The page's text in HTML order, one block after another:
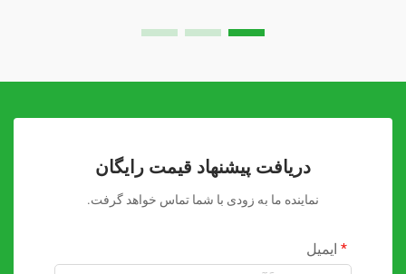
دریافت پیشنهاد قیمت رایگان
نماینده ما به زودی با شما تماس خواهد گرفت.
ایمیل